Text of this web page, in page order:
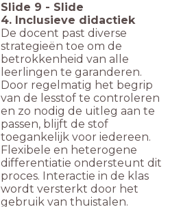
Slide 9 - Slide
4. Inclusieve didactiek
De docent past diverse
strategieën toe om de
betrokkenheid van alle
leerlingen te garanderen.
Door regelmatig het begrip
van de lesstof te controleren
en zo nodig de uitleg aan te
passen, blijft de stof
toegankelijk voor iedereen.
Flexibele en heterogene
differentiatie ondersteunt dit
proces. Interactie in de klas
wordt versterkt door het
gebruik van thuistalen.